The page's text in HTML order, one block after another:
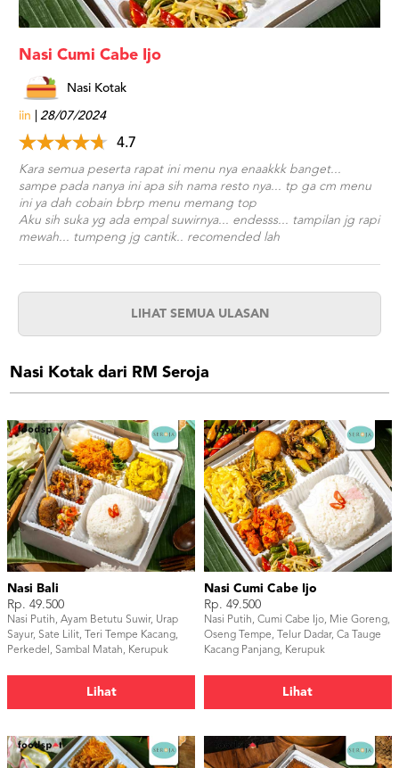
Nasi Cumi Cabe Ijo
Nasi Kotak
iin 28/07/2024
4.7
Kara semua peserta rapat ini menu nya enaakkk banget...
sampe pada nanya ini apa sih nama resto nya... tp ga cm menu
ini ya dah cobain bbrp menu memang top
Aku sih suka yg ada empal suwirnya... endesss... tampilan jg rapi
mewah... tumpeng jg cantik.. recomended lah
LIHAT SEMUA ULASAN
Nasi Kotak dari RM Seroja
Nasi Bali
Rp. 49.500
Nasi Putih, Ayam Betutu Suwir, Urap
Sayur, Sate Lilit, Teri Tempe Kacang,
Perkedel, Sambal Matah, Kerupuk
Lihat
Nasi Cumi Cabe Ijo
Rp. 49.500
Nasi Putih, Cumi Cabe Ijo, Mie Goreng,
Oseng Tempe, Telur Dadar, Ca Tauge
Kacang Panjang, Kerupuk
Lihat